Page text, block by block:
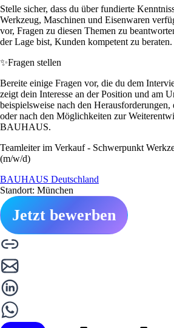
Stelle sicher, dass du über fundierte
Werkzeug, Maschinen und Eisenwaren
vor, Fragen zu diesen Themen zu
der Lage bist, Kunden kompetent zu beraten.
✨Fragen stellen
Bereite einige Fragen vor, die du dem
zeigt dein Interesse an der Position und am
beispielsweise nach den Herausforderungen,
oder nach den Möglichkeiten zur
BAUHAUS.
Teamleiter im Verkauf - Schwerpunkt
(m/w/d)
BAUHAUS Deutschland
Standort: München
Jetzt bewerben